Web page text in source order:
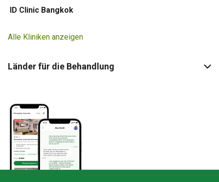
ID Clinic Bangkok
Alle Kliniken anzeigen
Länder für die Behandlung